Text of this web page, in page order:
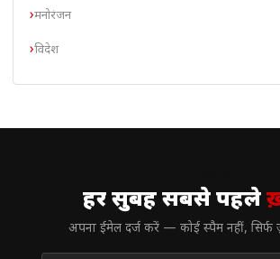
मनोरंजन
विदेश
हर सुबह सबसे पहले
अपना ईमेल दर्ज करें — कोई स्पैम नहीं, सिर्फ